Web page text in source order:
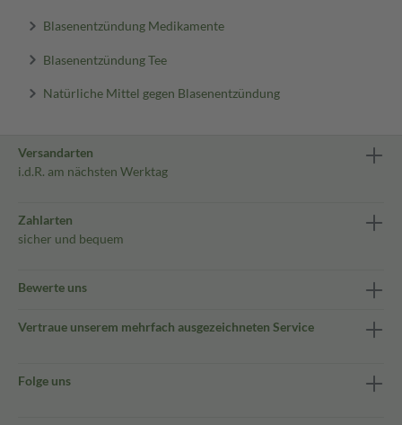
Blasenentzündung Medikamente
Blasenentzündung Tee
Natürliche Mittel gegen Blasenentzündung
Versandarten
i.d.R. am nächsten Werktag
Zahlarten
sicher und bequem
Bewerte uns
Vertraue unserem mehrfach ausgezeichneten Service
Folge uns